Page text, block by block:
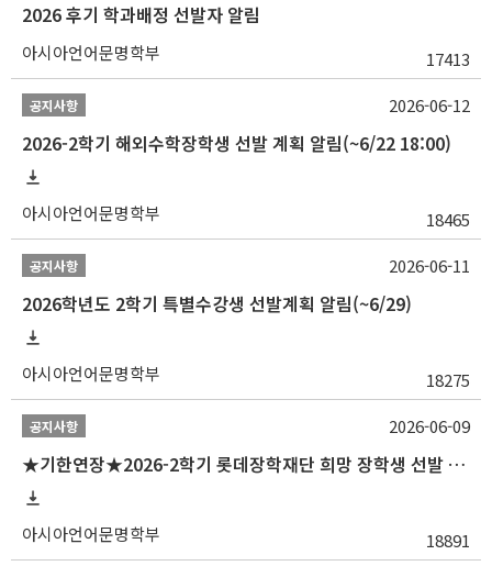
2026 후기 학과배정 선발자 알림
아시아언어문명학부 17413
공지사항
2026-2학기 해외수학장학생 선발 계획 알림(~6/22 18:00)
아시아언어문명학부 18465
2026-06-12
공지사항
2026학년도 2학기 특별수강생 선발계획 알림(~6/29)
아시아언어문명학부 18275
2026-06-11
공지사항
★기한연장★2026-2학기 롯데장학재단 희망 장학생 선발 안내(~6/15
아시아언어문명학부 18891
2026-06-09